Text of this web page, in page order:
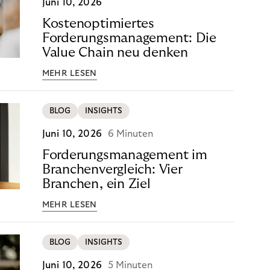
Juni 10, 2026
Kostenoptimiertes
Forderungsmanagement: Die
Value Chain neu denken
MEHR LESEN
BLOG INSIGHTS
Juni 10, 2026 6 Minuten
Forderungsmanagement im
Branchenvergleich: Vier
Branchen, ein Ziel
MEHR LESEN
BLOG INSIGHTS
Juni 10, 2026 5 Minuten